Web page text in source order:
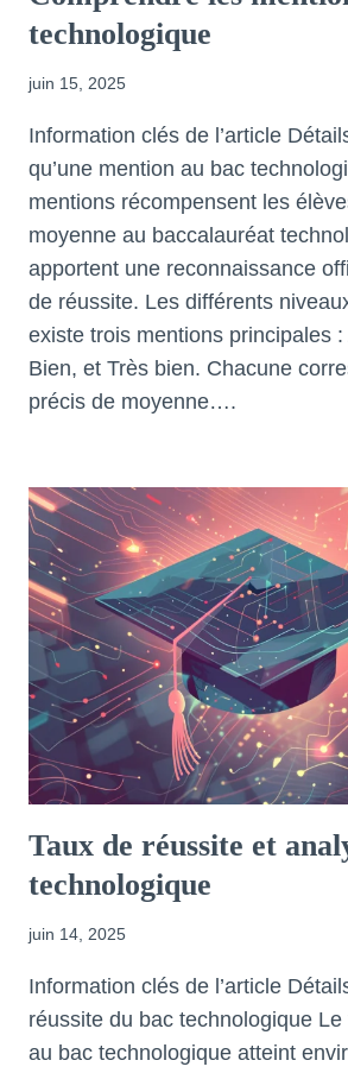
technologique
juin 15, 2025
Information clés de l’article
qu’une mention au bac
mentions récompensent les
moyenne au baccalauréat
apportent une reconnaissance
de réussite. Les différents
existe trois mentions principales :
Bien, et Très bien. Chacune
précis de moyenne….
Taux de réussite et
technologique
juin 14, 2025
Information clés de l’article
réussite du bac technologique
au bac technologique atteint